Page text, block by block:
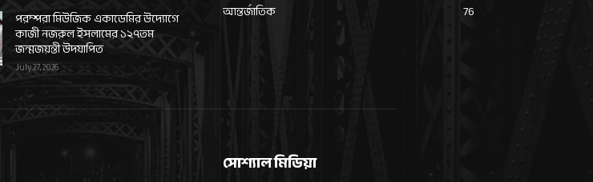
পরম্পরা মিউজিক একাডেমির উদ্যোগে
কাজী নজরুল ইসলামের ১২৭তম
জন্মজয়ন্তী উদযাপিত
July 27, 2026
আন্তর্জাতিক
76
সোশ্যাল মিডিয়া